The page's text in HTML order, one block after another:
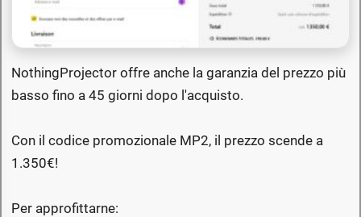
NothingProjector offre anche la garanzia del prezzo più
basso fino a 45 giorni dopo l'acquisto.
Con il codice promozionale MP2, il prezzo scende a
1.350€!
Per approfittarne: